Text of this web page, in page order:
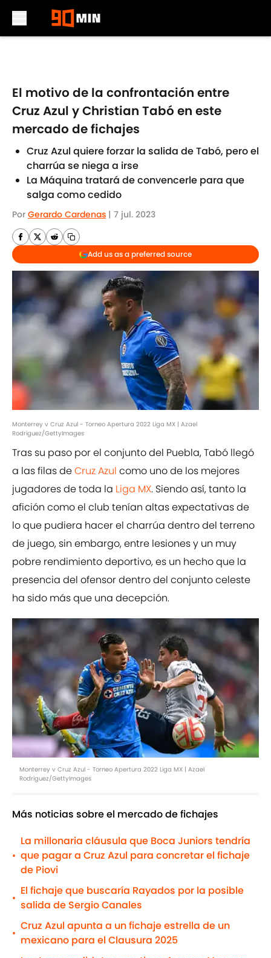
El motivo de la confrontación entre
Cruz Azul y Christian Tabó en este
mercado de fichajes
Cruz Azul quiere forzar la salida de Tabó, pero el
charrúa se niega a irse
La Máquina tratará de convencerle para que
salga como cedido
Por Gerardo Cardenas | 7 jul. 2023
Add us as a preferred source
Monterrey v Cruz Azul - Torneo Apertura 2022 Liga MX | Azael
Rodriguez/GettyImages
Tras su paso por el conjunto del Puebla, Tabó llegó
a las filas deCruz Azul como uno de los mejores
jugadores de toda la Liga MX. Siendo así, tanto la
afición como el club tenían altas expectativas de
lo que pudiera hacer el charrúa dentro del terreno
de juego, sin embargo, entre lesiones y un muy
pobre rendimiento deportivo, es un hecho que la
presencia del ofensor dentro del conjunto celeste
ha sido más que una decepción.
Monterrey v Cruz Azul - Torneo Apertura 2022 Liga MX | Azael
Rodriguez/GettyImages
Más noticias sobre el mercado de fichajes
•
La millonaria cláusula que Boca Juniors tendría
que pagar a Cruz Azul para concretar el fichaje
de Piovi
•
El fichaje que buscaría Rayados por la posible
salida de Sergio Canales
•
Cruz Azul apunta a un fichaje estrella de un
mexicano para el Clausura 2025